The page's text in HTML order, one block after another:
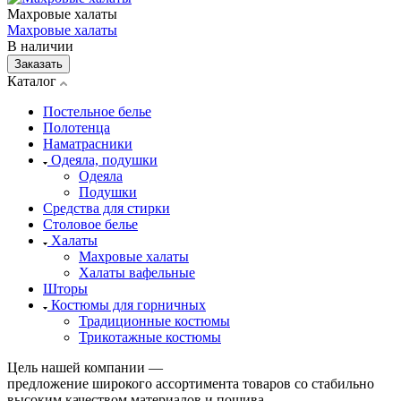
Махровые халаты
Махровые халаты
В наличии
Заказать
Каталог
Постельное белье
Полотенца
Наматрасники
Одеяла, подушки
Одеяла
Подушки
Средства для стирки
Столовое белье
Халаты
Махровые халаты
Халаты вафельные
Шторы
Костюмы для горничных
Традиционные костюмы
Трикотажные костюмы
Цель нашей компании —
предложение широкого ассортимента товаров со стабильно